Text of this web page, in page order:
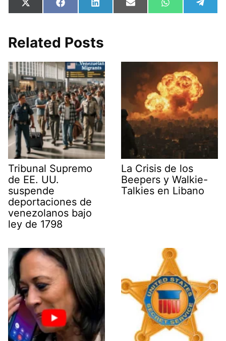
Compartir
en
X
(
i
t
e
r
)
Compartir
en
F
a
b
o
k
Compartir
en
L
i
e
d
n
Compartir
en
E
m
Compartir
en
W
h
p
en
e
m
Related Posts
Tribunal Supremo
de EE. UU.
suspende
deportaciones de
venezolanos bajo
ley de 1798
La Crisis de los
Beepers y Walkie-
Talkies en Libano